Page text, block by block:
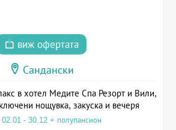
виж офертата
Сандански
в хотел Медите Спа Резорт и Вили,
нощувка, закуска и вечеря
02.01 - 30.12 + полупансион